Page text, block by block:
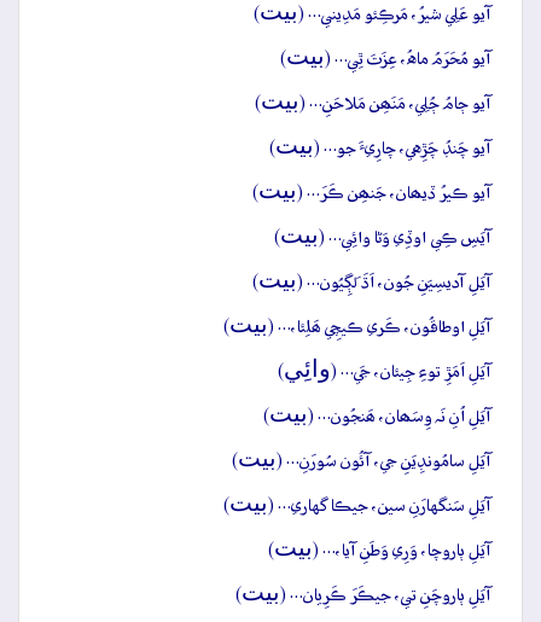
آيو عَلِي شيرُ، مَرڪِئو مَدِيني… (بيت)
آيو مُحَرَمُ ماهُ، عِزَتَ ٿِي… (بيت)
آيو ڄامُ ڄُلِي، مَنَھِن مَلاحَنِ… (بيت)
آيو چَنڊُ چَڙِهي، چارِيءَ جو… (بيت)
آيو ڪيرُ ڏيھان، جَنھِن ڪَرَ… (بيت)
آيَسِ ڪِي اوڏِي وَڻا وائِي… (بيت)
آيَلِ آديسِيَنِ جُون، اَڌَ لَڳِيُون… (بيت)
آيَلِ اوطاقُون، ڪَري ڪيچِي ھَلِئا،… (بيت)
آيَلِ اَمَڙِ توءِ جِيئان، جَي… (وائِي)
آيَلِ اُنِ نَہ وِسَھان، ھَنجُون… (بيت)
آيَلِ سامُونڊِيَنِ جي، آئُون سُورَنِ… (بيت)
آيَلِ سَنگهارَنِ سين، جيڪا گهاري… (بيت)
آيَلِ ٻاروچا، وَرِي وَطَنِ آيا،… (بيت)
آيَلِ ٻاروچَنِ تي، جيڪَرَ ڪَرِيان… (بيت)